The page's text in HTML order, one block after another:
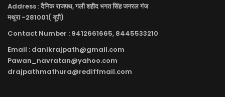
Address : दैनिक राजपथ, गली शहीद भगत सिंह जनरल गंज
मथुरा -281001( यूपी)
Contact Number : 9412661665, 8445533210
Email : danikrajpath@gmail.com
Pawan_navratan@yahoo.com
drajpathmathura@rediffmail.com